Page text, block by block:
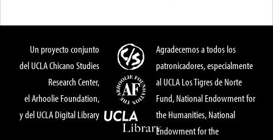
Un proyecto conjunto
del UCLA Chicano Studies
Research Center,
el Arhoolie Foundation,
y del UCLA Digital Library
Agradecemos a todos los
patronicadores, especialmente
al UCLA Los Tigres de Norte
Fund, National Endowment for
the Humanities, National
Endowment for the